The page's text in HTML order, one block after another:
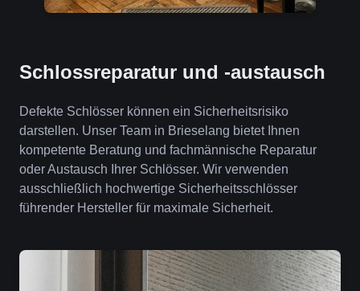
Schlossreparatur und -austausch
Defekte Schlösser können ein Sicherheitsrisiko
darstellen. Unser Team in Brieselang bietet Ihnen
kompetente Beratung und fachmännische Reparatur
oder Austausch Ihrer Schlösser. Wir verwenden
ausschließlich hochwertige Sicherheitsschlösser
führender Hersteller für maximale Sicherheit.